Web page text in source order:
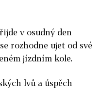
v osudný den
rozhodne ujet od své
jízdním kole.
lvů a úspěch